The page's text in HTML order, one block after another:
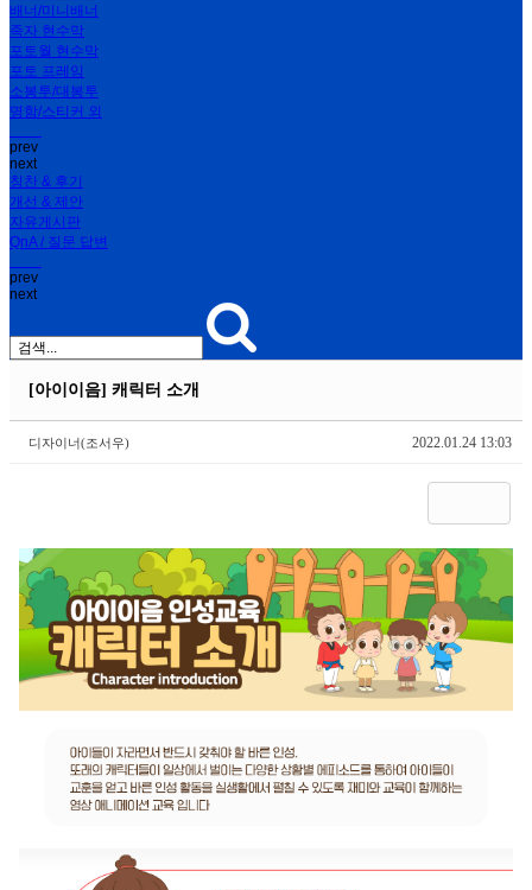
배너/미니배너
족자 현수막
포토월 현수막
포토 프레임
소봉투/대봉투
명함/스티커 외
prev
next
칭찬 & 후기
개선 & 제안
자유게시판
QnA / 질문 답변
prev
next
2022.01.24 13:03
[아이이음] 캐릭터 소개
디자이너(조서우)